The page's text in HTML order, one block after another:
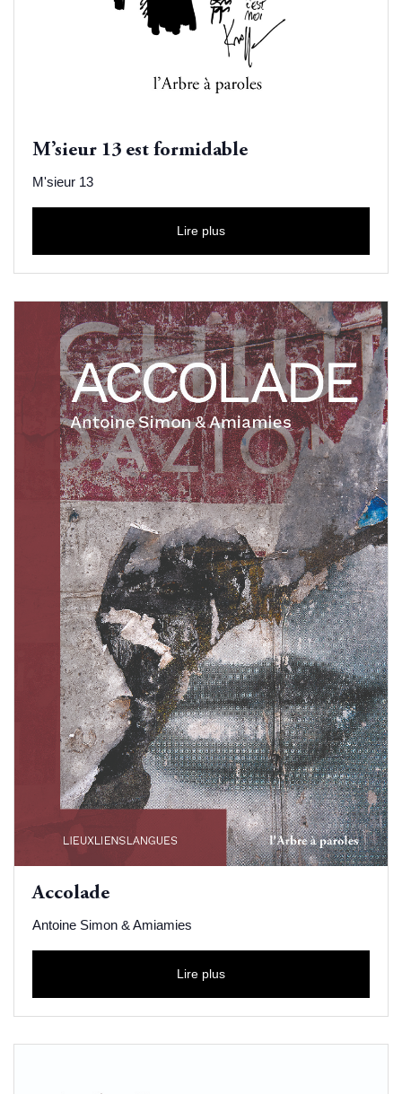
M’sieur 13 est formidable
M'sieur 13
Lire plus
Accolade
Antoine Simon & Amiamies
Lire plus